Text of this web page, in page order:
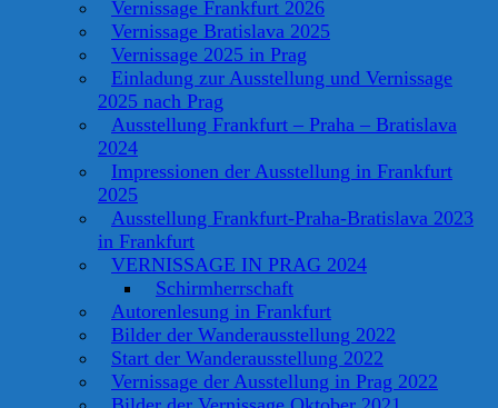
Vernissage Frankfurt 2026
Vernissage Bratislava 2025
Vernissage 2025 in Prag
Einladung zur Ausstellung und Vernissage
2025 nach Prag
Ausstellung Frankfurt – Praha – Bratislava
2024
Impressionen der Ausstellung in Frankfurt
2025
Ausstellung Frankfurt-Praha-Bratislava 2023
in Frankfurt
VERNISSAGE IN PRAG 2024
Schirmherrschaft
Autorenlesung in Frankfurt
Bilder der Wanderausstellung 2022
Start der Wanderausstellung 2022
Vernissage der Ausstellung in Prag 2022